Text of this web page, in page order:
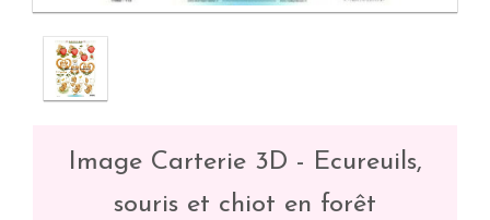
Image Carterie 3D - Ecureuils,
souris et chiot en forêt